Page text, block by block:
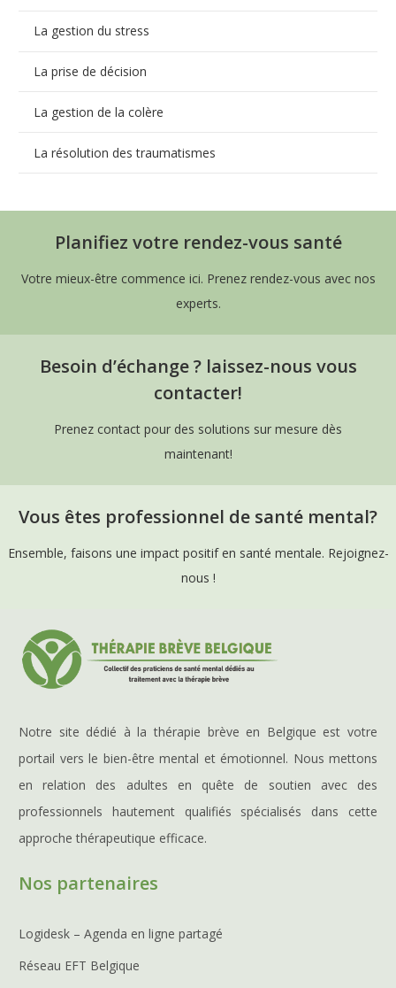
La gestion du stress
La prise de décision
La gestion de la colère
La résolution des traumatismes
Planifiez votre rendez-vous santé
Votre mieux-être commence ici. Prenez rendez-vous avec nos
experts.
Besoin d’échange ? laissez-nous vous
contacter!
Prenez contact pour des solutions sur mesure dès
maintenant!
Vous êtes professionnel de santé mental?
Ensemble, faisons une impact positif en santé mentale. Rejoignez-
nous !
Notre site dédié à la thérapie brève en Belgique est votre
portail vers le bien-être mental et émotionnel. Nous mettons
en relation des adultes en quête de soutien avec des
professionnels hautement qualifiés spécialisés dans cette
approche thérapeutique efficace.
Nos partenaires
Logidesk – Agenda en ligne partagé
Réseau EFT Belgique